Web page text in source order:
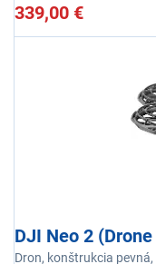
339,00 €
DJI Neo 2
Dron, konštrukcia